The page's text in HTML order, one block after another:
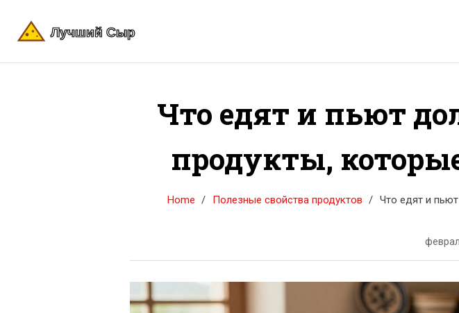
Что едят и пьют
продукты,
Home Полезные свойства продуктов Что едят и